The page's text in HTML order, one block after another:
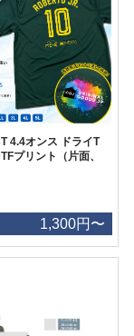
4.4オンス ドライT
プリント（片面、
1,300円〜